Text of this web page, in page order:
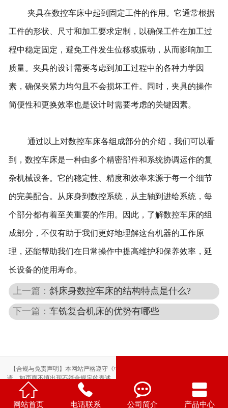
夹具在数控车床中起到固定工件的作用。它通常根据
工件的形状、尺寸和加工要求定制，以确保工件在加工过
程中稳定固定，避免工件发生位移或振动，从而影响加工
质量。夹具的设计需要考虑到加工过程中的各种力学因
素，确保夹紧力均匀且不会损坏工件。同时，夹具的操作
简便性和更换效率也是设计时需要考虑的关键因素。
通过以上对数控车床各组成部分的介绍，我们可以看
到，数控车床是一种由多个精密部件和系统协调运作的复
杂机械设备。它的稳定性、精度和效率来源于每一个细节
的完美配合。从床身到数控系统，从主轴到进给系统，每
个部分都有着至关重要的作用。因此，了解数控车床的组
成部分，不仅有助于我们更好地理解这台机器的工作原
理，还能帮助我们在日常操作中提高维护和保养效率，延
长设备的使用寿命。
上一篇：斜床身数控车床的结构特点是什么?
下一篇：车铣复合机床的优势有哪些

网站首页

电话联系

公司简介

产品中心
【合规与免责声明】本网站严格遵守《中华人民共和国广告法》，尽力规范用
语。如页面不慎出现不符合规定的表述，敬请联系我们，将立即更正；相关内容
仅供参考，不构成交易依据。
本站部分素材来自网络，如有侵权，请联系删除。